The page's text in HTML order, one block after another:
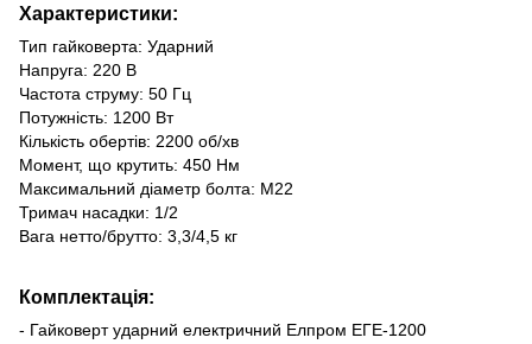
Характеристики:
Тип гайковерта: Ударний
Напруга: 220 В
Частота струму: 50 Гц
Потужність: 1200 Вт
Кількість обертів: 2200 об/хв
Момент, що крутить: 450 Нм
Максимальний діаметр болта: М22
Тримач насадки: 1/2
Вага нетто/брутто: 3,3/4,5 кг
Комплектація:
- Гайковерт ударний електричний Елпром ЕГЕ-1200